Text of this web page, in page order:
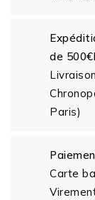
de
Paris)
Carte